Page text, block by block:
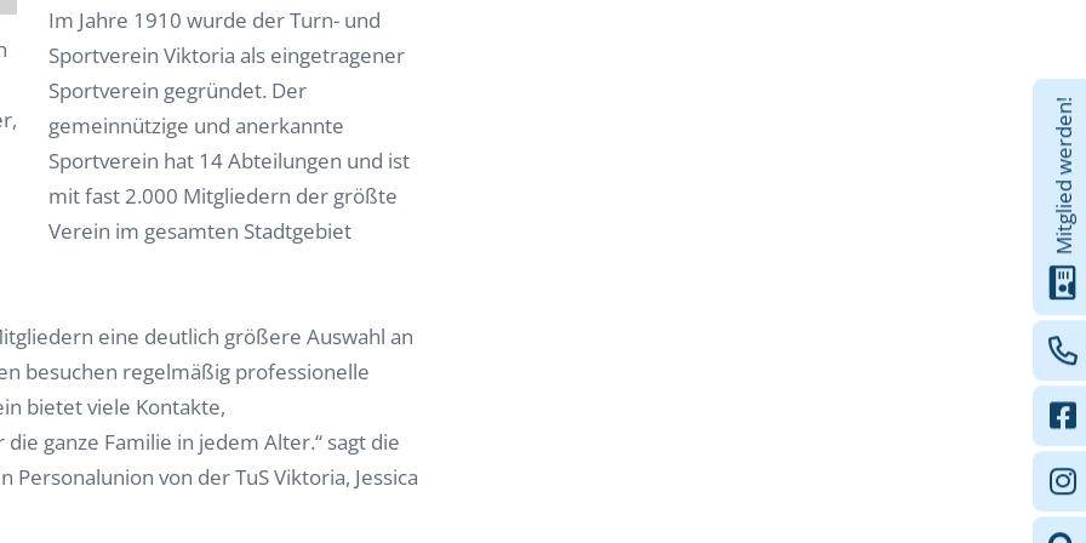
Im Jahre 1910 wurde der Turn- und
Sportverein Viktoria als eingetragener
Sportverein gegründet. Der
gemeinnützige und anerkannte
Sportverein hat 14 Abteilungen und ist
mit fast 2.000 Mitgliedern der größte
Verein im gesamten Stadtgebiet
eine deutlich größere Auswahl an
besuchen regelmäßig professionelle
bietet viele Kontakte,
ganze Familie in jedem Alter.“ sagt die
von der TuS Viktoria, Jessica
Mitglied werden!